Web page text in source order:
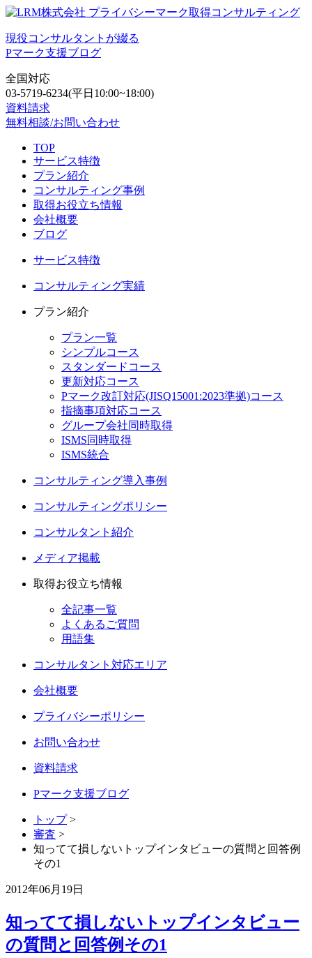
現役コンサルタントが綴る
Pマーク支援ブログ
全国対応
03-5719-6234(平日10:00~18:00)
資料請求
無料相談/お問い合わせ
TOP
サービス特徴
プラン紹介
コンサルティング事例
取得お役立ち情報
会社概要
ブログ
サービス特徴
コンサルティング実績
プラン紹介
プラン一覧
シンプルコース
スタンダードコース
更新対応コース
Pマーク改訂対応(JISQ15001:2023準拠)コース
指摘事項対応コース
グループ会社同時取得
ISMS同時取得
ISMS統合
コンサルティング導入事例
コンサルティングポリシー
コンサルタント紹介
メディア掲載
取得お役立ち情報
全記事一覧
よくあるご質問
用語集
コンサルタント対応エリア
会社概要
プライバシーポリシー
お問い合わせ
資料請求
Pマーク支援ブログ
トップ>
審査 >
知ってて損しないトップインタビューの質問と回答例
その1
2012年06月19日
知ってて損しないトップインタビュー
の質問と回答例その1